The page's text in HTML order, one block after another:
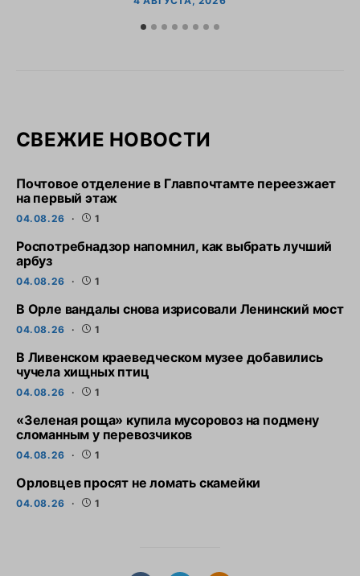
СВЕЖИЕ НОВОСТИ
Почтовое отделение в Главпочтамте переезжает
на первый этаж
04.08.26 1
Роспотребнадзор напомнил, как выбрать лучший
арбуз
04.08.26 1
В Орле вандалы снова изрисовали Ленинский мост
04.08.26 1
В Ливенском краеведческом музее добавились
чучела хищных птиц
04.08.26 1
«Зеленая роща» купила мусоровоз на подмену
сломанным у перевозчиков
04.08.26 1
Орловцев просят не ломать скамейки
04.08.26 1